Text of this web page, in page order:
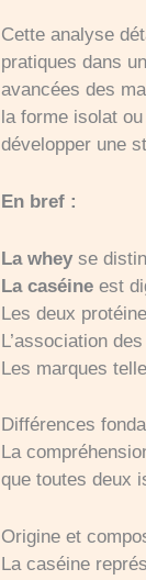
Cette analyse
pratiques dans
avancées des
la forme isolat
développer une
En bref :
La whey se
La caséine est
Les deux
L’association
Les marques
Différences
La
que toutes deux
Origine et
La caséine